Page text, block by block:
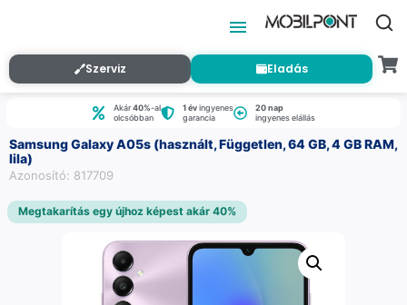
Szerviz Eladás
Akár40%-al
olcsóbban
1 évingyenes
garancia
20 nap
ingyenes elállás
Samsung Galaxy A05s (használt, Független, 64 GB, 4 GB RAM,
lila)
Azonosító: 817709
Megtakarítás egy újhoz képest akár 40%